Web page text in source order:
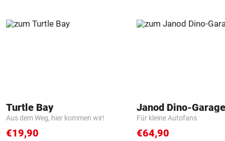
Turtle Bay
Aus dem Weg, hier kommen wir!
€19,90
Janod Dino-Garage
Für kleine Autofans
€64,90